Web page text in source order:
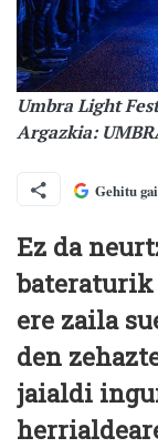
Umbra Light
Argazkia:
Gehitu
Ez da
ere zaila
den
jaialdi